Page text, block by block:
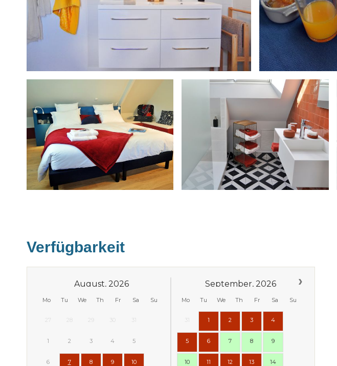
Verfügbarkeit
August, 2026
Mo Tu We Th Fr Sa Su
27 28 30 31
1 2 3 4 5
6 7 8 9 10
September, 2026
Mo Tu We Th Fr Sa Su
31 1 2 3 4
5 6 7 8 9
10 11 12 13 14